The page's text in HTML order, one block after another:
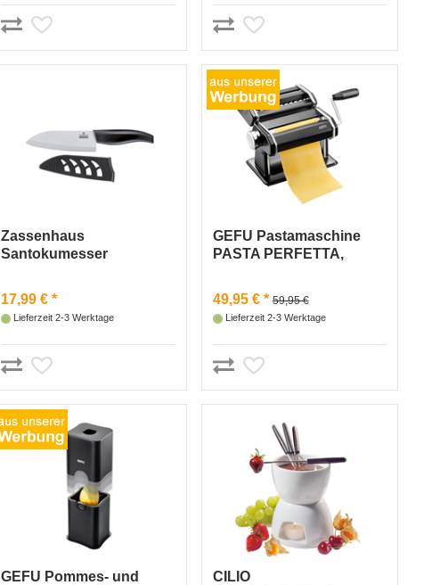
Zassenhaus
Santokumesser
17,99 € *
Lieferzeit 2-3 Werktage
GEFU Pastamaschine
PASTA PERFETTA,
49,95 € * 59,95 €
Lieferzeit 2-3 Werktage
GEFU Pommes- und
CILIO